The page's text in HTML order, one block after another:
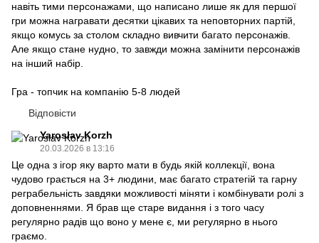
навіть тими персонажами, що написано лише як для першої
гри можна награвати десятки цікавих та неповторних партій,
якщо комусь за столом складно вивчити багато персонажів.
Але якщо стане нудно, то завжди можна замінити персонажів
на інший набір.
Гра - топчик на компанію 5-8 людей
Відповісти
Yaroslav Korzh
20.03.2026 в 13:16
Це одна з ігор яку варто мати в будь якій коллекції, вона
чудово грається на 3+ людини, має багато стратегій та гарну
реграбельність завдяки можливості міняти і комбінувати ролі з
доповненнями. Я брав ще старе видання і з того часу
регулярно радів що воно у мене є, ми регулярно в нього
граємо.